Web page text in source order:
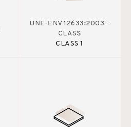
UNE-ENV 12633:2003 -
CLASS
CLASS 1